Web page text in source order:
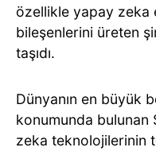
özellikle yapay zeka
bileşenlerini üreten
taşıdı.
Dünyanın en büyük
konumunda bulunan
zeka teknolojilerinin